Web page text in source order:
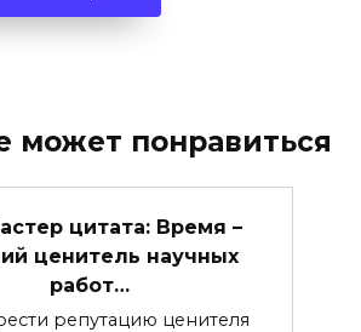
может понравиться
цитата: Время –
ценитель научных
работ…
репутацию ценителя